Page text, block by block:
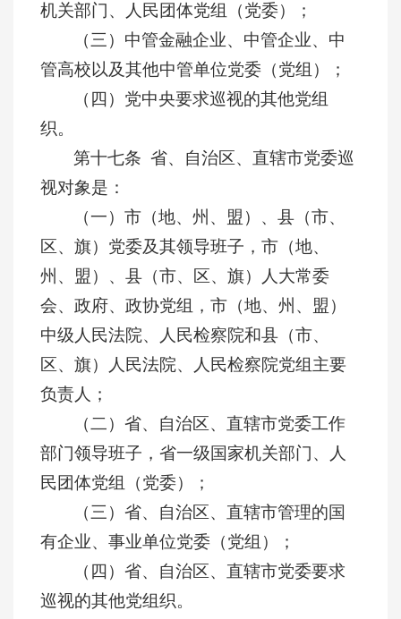
机关部门、人民团体党组（党委）；
（三）中管金融企业、中管企业、中
管高校以及其他中管单位党委（党组）；
（四）党中央要求巡视的其他党组
织。
第十七条 省、自治区、直辖市党委巡
视对象是：
（一）市（地、州、盟）、县（市、
区、旗）党委及其领导班子，市（地、
州、盟）、县（市、区、旗）人大常委
会、政府、政协党组，市（地、州、盟）
中级人民法院、人民检察院和县（市、
区、旗）人民法院、人民检察院党组主要
负责人；
（二）省、自治区、直辖市党委工作
部门领导班子，省一级国家机关部门、人
民团体党组（党委）；
（三）省、自治区、直辖市管理的国
有企业、事业单位党委（党组）；
（四）省、自治区、直辖市党委要求
巡视的其他党组织。